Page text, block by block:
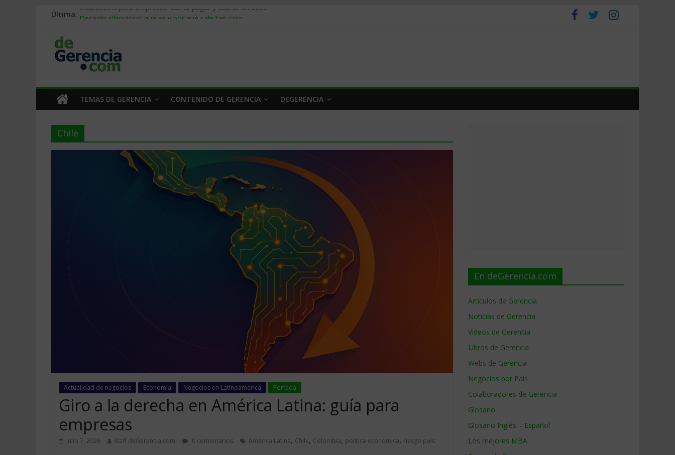
Última: Stablecoins para empresas: cómo pagar y cobrar en 2026
Trabajo forzoso en la cadena de suministro: qué hacer
Mercado hispano de EE. UU.: cómo segmentarlo y venderle
TEMAS DE GERENCIA CONTENIDO DE GERENCIA DEGERENCIA
Chile
Actualidad de negocios Economía Negocios en Latinoamérica Portada
Giro a la derecha en América Latina: guía para
empresas
julio 7, 2026 Staff deGerencia.com 0 comentarios América Latina, Chile, Colombia, política económica, riesgo país
En deGerencia.com
Artículos de Gerencia
Noticias de Gerencia
Videos de Gerencia
Libros de Gerencia
Webs de Gerencia
Negocios por País
Colaboradores de Gerencia
Glosario
Glosario Inglés – Español
Los mejores MBA